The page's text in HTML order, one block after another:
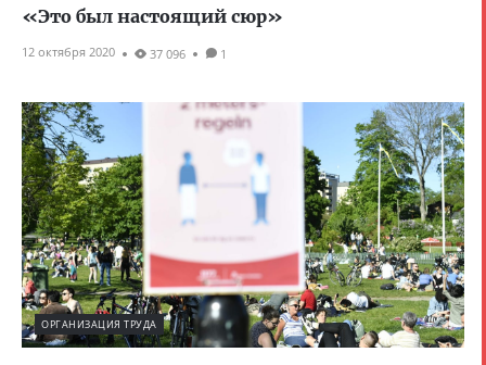
«Это был настоящий сюр»
12 октября 2020 37 096 1
ОРГАНИЗАЦИЯ ТРУДА